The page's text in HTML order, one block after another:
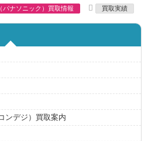
パナソニック）買取情報
T
a
買取実績
ンデジ）買取案内